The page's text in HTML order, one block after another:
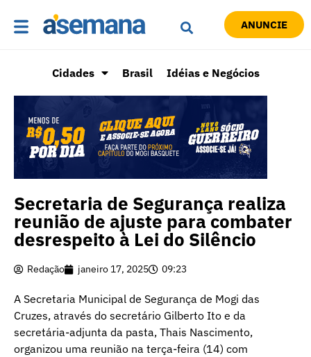
ANUNCIE
Cidades Brasil Idéias e Negócios
Secretaria de Segurança realiza
reunião de ajuste para combater
desrespeito à Lei do Silêncio
Redação janeiro 17, 2025 09:23
A Secretaria Municipal de Segurança de Mogi das
Cruzes, através do secretário Gilberto Ito e da
secretária-adjunta da pasta, Thais Nascimento,
organizou uma reunião na terça-feira (14) com